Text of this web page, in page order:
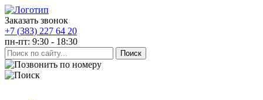
Заказать звонок
+7 (383) 227 64 20
пн-пт: 9:30 - 18:30